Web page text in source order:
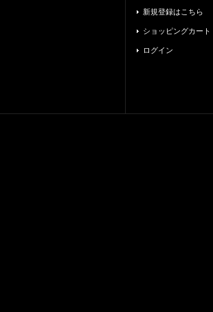
新規登録はこちら
ショッピングカート
ログイン